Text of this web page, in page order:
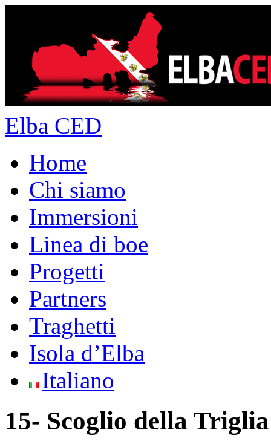
Elba CED
Home
Chi siamo
Immersioni
Linea di boe
Progetti
Partners
Traghetti
Isola d’Elba
Italiano
15- Scoglio della Triglia